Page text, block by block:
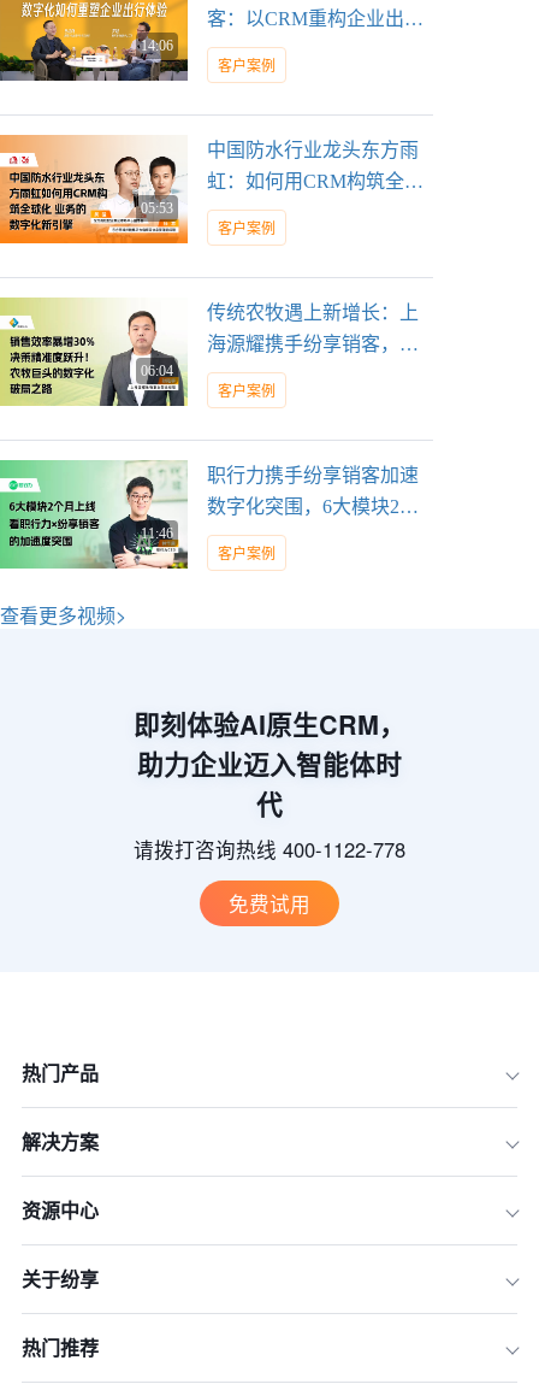
14:06
客：以CRM重构企业出行
服务新体验
客户案例
05:53
中国防水行业龙头东方雨
虹：如何用CRM构筑全球
化业务的数字化新引擎
客户案例
06:04
传统农牧遇上新增长：上
海源耀携手纷享销客，实
现效率+决策双跃升
客户案例
11:46
职行力携手纷享销客加速
数字化突围，6大模块2个
月上线
客户案例
查看更多视频>
即刻体验AI原生CRM，
助力企业迈入智能体时
代
请拨打咨询热线 400-1122-778
免费试用
热门产品
解决方案
资源中心
关于纷享
热门推荐